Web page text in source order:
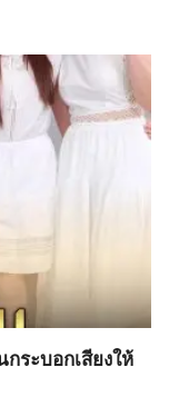
ระบอกเสียงให้